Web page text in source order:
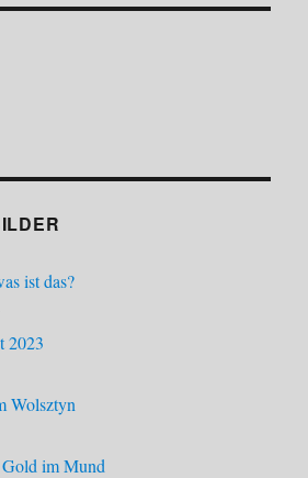
ist das?
2023
Wolsztyn
im Mund